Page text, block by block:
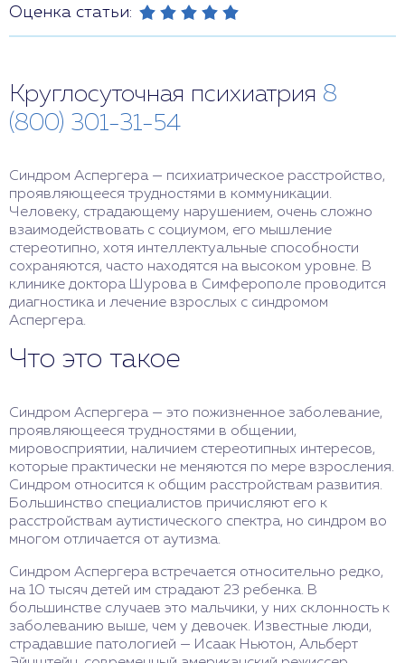
Оценка статьи:
Круглосуточная психиатрия 8
(800) 301-31-54
Синдром Аспергера — психиатрическое расстройство,
проявляющееся трудностями в коммуникации.
Человеку, страдающему нарушением, очень сложно
взаимодействовать с социумом, его мышление
стереотипно, хотя интеллектуальные способности
сохраняются, часто находятся на высоком уровне. В
клинике доктора Шурова в Симферополе проводится
диагностика и лечение взрослых с синдромом
Аспергера.
Что это такое
Синдром Аспергера — это пожизненное заболевание,
проявляющееся трудностями в общении,
мировосприятии, наличием стереотипных интересов,
которые практически не меняются по мере взросления.
Синдром относится к общим расстройствам развития.
Большинство специалистов причисляют его к
расстройствам аутистического спектра, но синдром во
многом отличается от аутизма.
Синдром Аспергера встречается относительно редко,
на 10 тысяч детей им страдают 23 ребенка. В
большинстве случаев это мальчики, у них склонность к
заболеванию выше, чем у девочек. Известные люди,
страдавшие патологией — Исаак Ньютон, Альберт